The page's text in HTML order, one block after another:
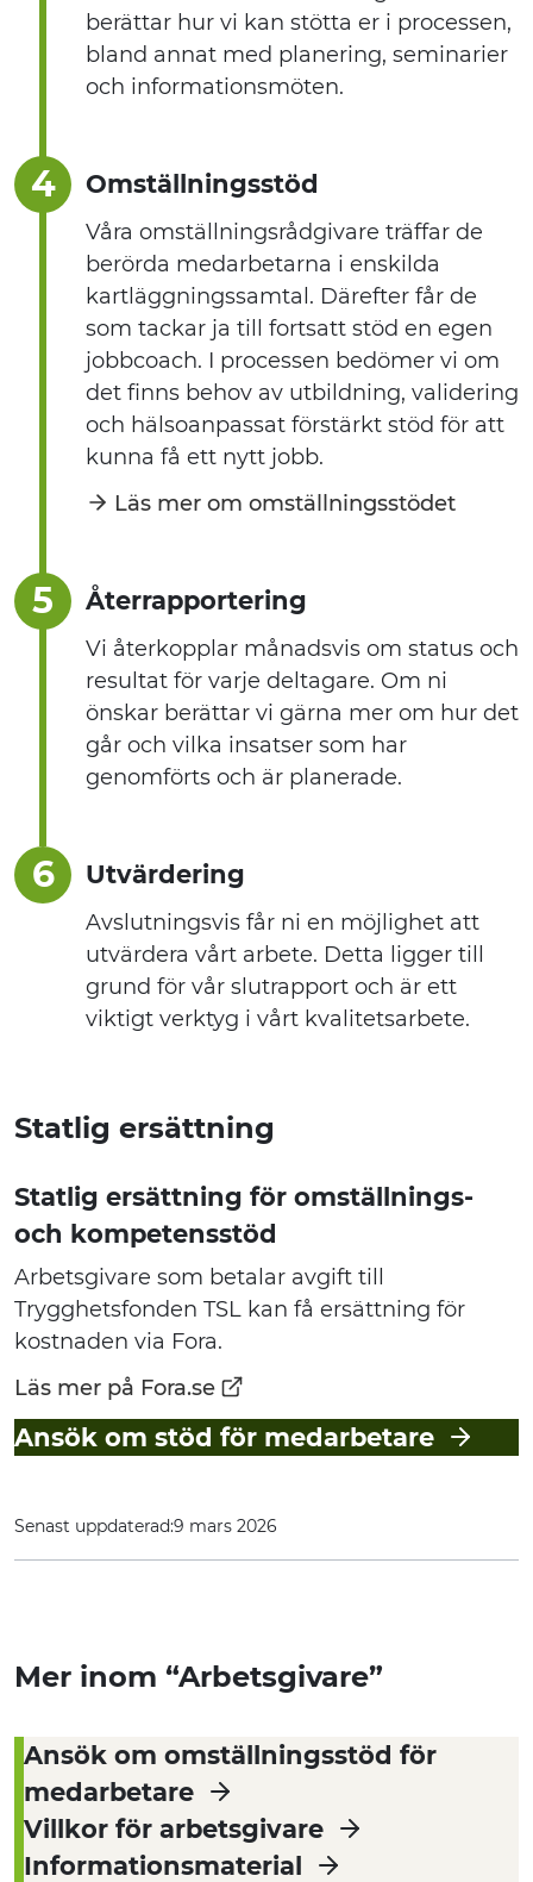
berättar hur vi kan stötta er i processen,
bland annat med planering, seminarier
och informationsmöten.
4 Omställningsstöd
Våra omställningsrådgivare träffar de
berörda medarbetarna i enskilda
kartläggningssamtal. Därefter får de
som tackar ja till fortsatt stöd en egen
jobbcoach. I processen bedömer vi om
det finns behov av utbildning, validering
och hälsoanpassat förstärkt stöd för att
kunna få ett nytt jobb.
Läs mer om omställningsstödet
5 Återrapportering
Vi återkopplar månadsvis om status och
resultat för varje deltagare. Om ni
önskar berättar vi gärna mer om hur det
går och vilka insatser som har
genomförts och är planerade.
6 Utvärdering
Avslutningsvis får ni en möjlighet att
utvärdera vårt arbete. Detta ligger till
grund för vår slutrapport och är ett
viktigt verktyg i vårt kvalitetsarbete.
Statlig ersättning
Statlig ersättning för omställnings-
och kompetensstöd
Arbetsgivare som betalar avgift till
Trygghetsfonden TSL kan få ersättning för
kostnaden via Fora.
Läs mer på Fora.se
Ansök om stöd för medarbetare
Senast uppdaterad:9 mars 2026
Mer inom “Arbetsgivare”
Ansök om omställningsstöd för
medarbetare
Villkor för arbetsgivare
Informationsmaterial